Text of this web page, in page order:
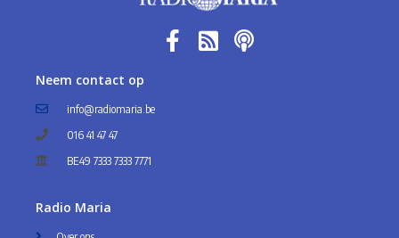
Neem contact op
info@radiomaria.be
016 41 47 47
BE49 7333 7333 7771
Radio Maria